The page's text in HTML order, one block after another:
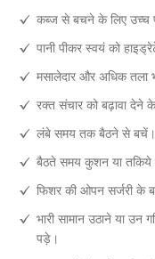
कब्ज से बचने के लिए उच्च
पानी पीकर स्वयं को
मसालेदार और अधिक
रक्त संचार को बढ़ावा देने
लंबे समय तक बैठने से बचें।
बैठते समय कुशन या तकिये
फिशर की ओपन सर्जरी के
भारी सामान उठाने या उन
पड़े।